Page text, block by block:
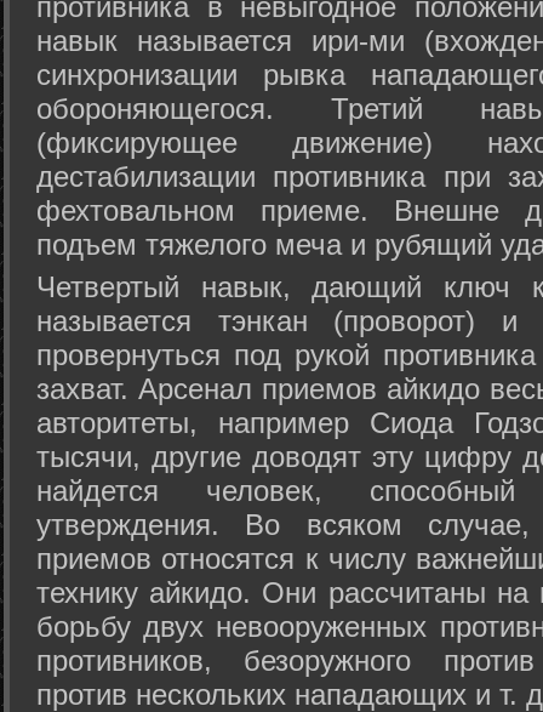
противника в невыгодное
навык называется ири-ми
синхронизации рывка
обороняющегося. Третий
(фиксирующее движение)
дестабилизации противника при
фехтовальном приеме. Внешне
подъем тяжелого меча и рубящий
Четвертый навык, дающий ключ
называется тэнкан (проворот)
провернуться под рукой
захват. Арсенал приемов айкидо
авторитеты, например Сиода
тысячи, другие доводят эту цифру
найдется человек,
утверждения. Во всяком
приемов относятся к числу
технику айкидо. Они рассчитаны
борьбу двух невооруженных
противников, безоружного
против нескольких нападающих и т.